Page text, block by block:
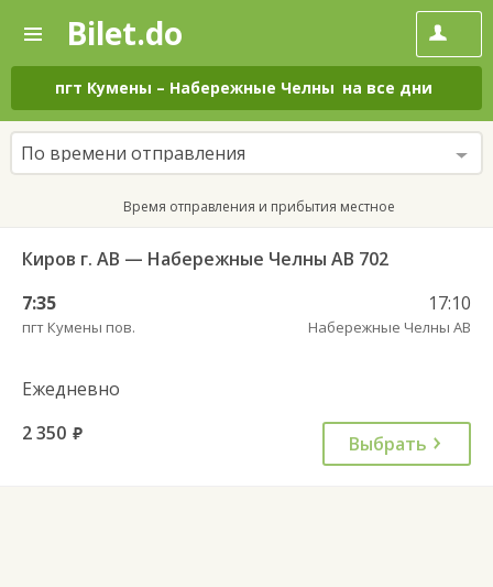
—
Поиск
и
покупка
билетов
на
автобус
онлайн
Bilet.do
пгт Кумены – Набережные Челны на все дни
По времени отправления
Время отправления и прибытия местное
Киров г. АВ — Набережные Челны АВ 702
7:35
пгт Кумены пов.
17:10
Набережные Челны АВ
Ежедневно
2 350 руб. Выбрать